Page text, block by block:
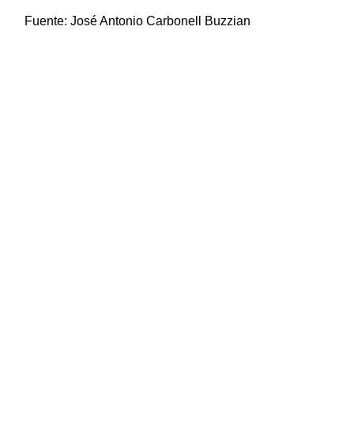
Fuente: José Antonio Carbonell Buzzian